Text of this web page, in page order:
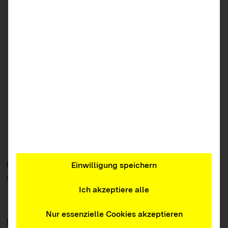
Das Arbeitsheft richtet sich hauptsächlich an
Senior*innen.
Das Arbeitsheft richtet sich hauptsächlich an
Einwilligung speichern
Ich akzeptiere alle
Nur essenzielle Cookies akzeptieren